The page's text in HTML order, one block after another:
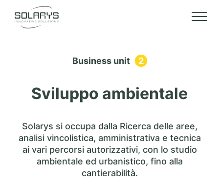
Business unit 2
Sviluppo ambientale
Solarys si occupa dalla Ricerca delle aree,
analisi vincolistica, amministrativa e tecnica
ai vari percorsi autorizzativi, con lo studio
ambientale ed urbanistico, fino alla
cantierabilità.